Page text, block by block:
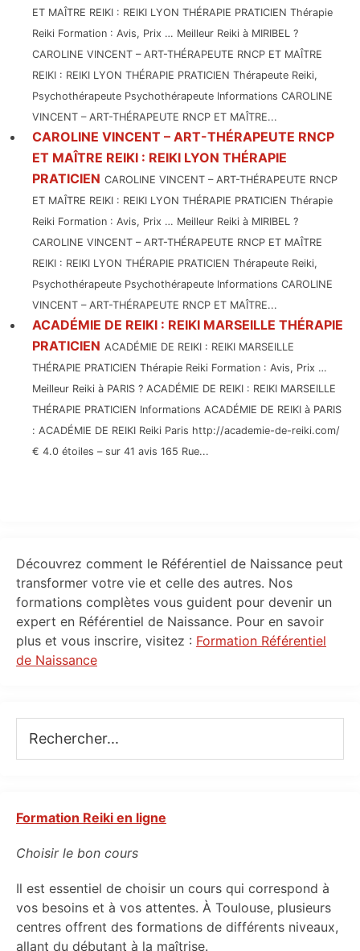
ET MAÎTRE REIKI : REIKI LYON THÉRAPIE PRATICIEN Thérapie
Reiki Formation : Avis, Prix … Meilleur Reiki à MIRIBEL ?
CAROLINE VINCENT – ART-THÉRAPEUTE RNCP ET MAÎTRE
REIKI : REIKI LYON THÉRAPIE PRATICIEN Thérapeute Reiki,
Psychothérapeute Psychothérapeute Informations CAROLINE
VINCENT – ART-THÉRAPEUTE RNCP ET MAÎTRE...
CAROLINE VINCENT – ART-THÉRAPEUTE RNCP
ET MAÎTRE REIKI : REIKI LYON THÉRAPIE
PRATICIEN CAROLINE VINCENT – ART-THÉRAPEUTE RNCP
ET MAÎTRE REIKI : REIKI LYON THÉRAPIE PRATICIEN Thérapie
Reiki Formation : Avis, Prix … Meilleur Reiki à MIRIBEL ?
CAROLINE VINCENT – ART-THÉRAPEUTE RNCP ET MAÎTRE
REIKI : REIKI LYON THÉRAPIE PRATICIEN Thérapeute Reiki,
Psychothérapeute Psychothérapeute Informations CAROLINE
VINCENT – ART-THÉRAPEUTE RNCP ET MAÎTRE...
ACADÉMIE DE REIKI : REIKI MARSEILLE THÉRAPIE
PRATICIEN ACADÉMIE DE REIKI : REIKI MARSEILLE
THÉRAPIE PRATICIEN Thérapie Reiki Formation : Avis, Prix …
Meilleur Reiki à PARIS ? ACADÉMIE DE REIKI : REIKI MARSEILLE
THÉRAPIE PRATICIEN Informations ACADÉMIE DE REIKI à PARIS
: ACADÉMIE DE REIKI Reiki Paris http://academie-de-reiki.com/
€ 4.0 étoiles – sur 41 avis 165 Rue...
Primary
Sidebar
Découvrez comment le Référentiel de Naissance peut
transformer votre vie et celle des autres. Nos
formations complètes vous guident pour devenir un
expert en Référentiel de Naissance. Pour en savoir
plus et vous inscrire, visitez : Formation Référentiel
de Naissance
Formation Reiki en ligne
Choisir le bon cours
Il est essentiel de choisir un cours qui correspond à
vos besoins et à vos attentes. À Toulouse, plusieurs
centres offrent des formations de différents niveaux,
allant du débutant à la maîtrise.